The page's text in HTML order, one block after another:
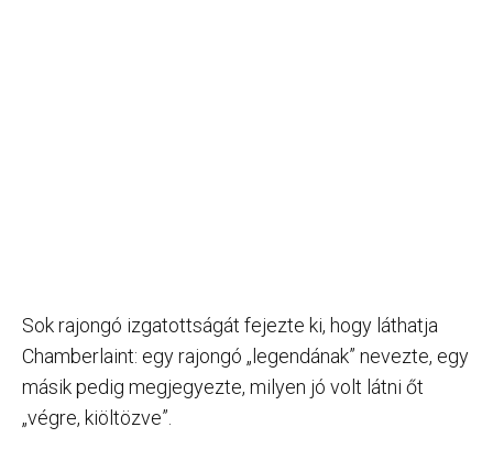
Sok rajongó izgatottságát fejezte ki, hogy láthatja
Chamberlaint: egy rajongó „legendának” nevezte, egy
másik pedig megjegyezte, milyen jó volt látni őt
„végre, kiöltözve”.